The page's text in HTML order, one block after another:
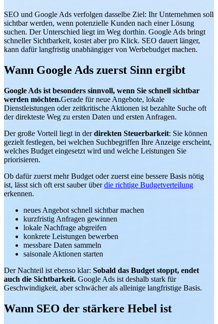
SEO und Google Ads verfolgen dasselbe Ziel: Ihr Unternehmen soll
sichtbar werden, wenn potenzielle Kunden nach einer Lösung
suchen. Der Unterschied liegt im Weg dorthin. Google Ads bringt
schneller Sichtbarkeit, kostet aber pro Klick. SEO dauert länger,
kann dafür langfristig unabhängiger von Werbebudget machen.
Wann Google Ads zuerst Sinn ergibt
Google Ads ist besonders sinnvoll, wenn Sie schnell sichtbar
werden möchten.Gerade für neue Angebote, lokale
Dienstleistungen oder zeitkritische Aktionen ist bezahlte Suche oft
der direkteste Weg zu ersten Daten und ersten Anfragen.
Der große Vorteil liegt in derdirekten Steuerbarkeit: Sie können
gezielt festlegen, bei welchen Suchbegriffen Ihre Anzeige erscheint,
welches Budget eingesetzt wird und welche Leistungen Sie
priorisieren.
Ob dafür zuerst mehr Budget oder zuerst eine bessere Basis nötig
ist, lässt sich oft erst sauber überdie richtige Budgetverteilung
erkennen.
neues Angebot schnell sichtbar machen
kurzfristig Anfragen gewinnen
lokale Nachfrage abgreifen
konkrete Leistungen bewerben
messbare Daten sammeln
saisonale Aktionen starten
Der Nachteil ist ebenso klar: Sobald das Budget stoppt, endet
auch die Sichtbarkeit. Google Ads ist deshalb stark für
Geschwindigkeit, aber schwächer als alleinige langfristige Basis.
Wann SEO der stärkere Hebel ist